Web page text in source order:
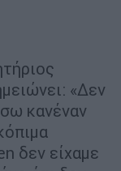
«Δεν
κανέναν
δεν είχαμε